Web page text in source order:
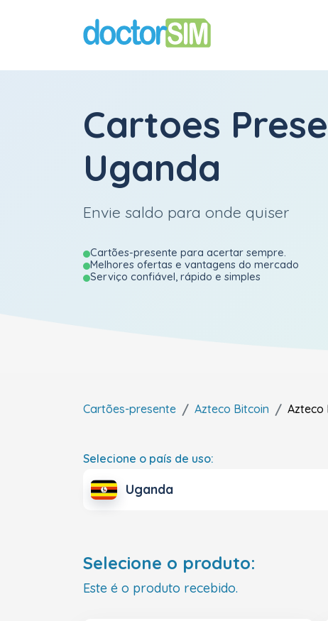
Cartoes
Uganda
Envie saldo para onde quiser
Cartões-presente para acertar sempre.
Melhores ofertas e vantagens do mercado
Serviço confiável, rápido e simples
Cartões-presente Azteco Bitcoin Azteco
Selecione o país de uso:
Uganda
Selecione o produto:
Este é o produto recebido.